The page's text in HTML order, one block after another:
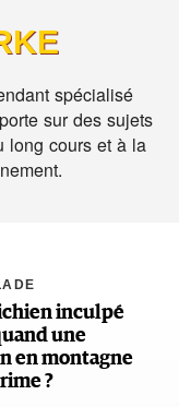
spécialisé
sur des sujets
long cours et à la
inculpé
une
en montagne
?